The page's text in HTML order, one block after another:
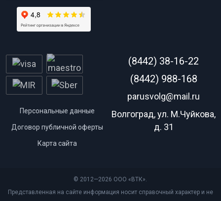
Персональные данные
Договор публичной оферты
Карта сайта
(8442) 38-16-22
(8442) 988-168
parusvolg@mail.ru
Волгоград, ул. М.Чуйкова,
д. 31
© 2012—2026 ООО «ВТК».
Представленная на сайте информация носит справочный характер и не